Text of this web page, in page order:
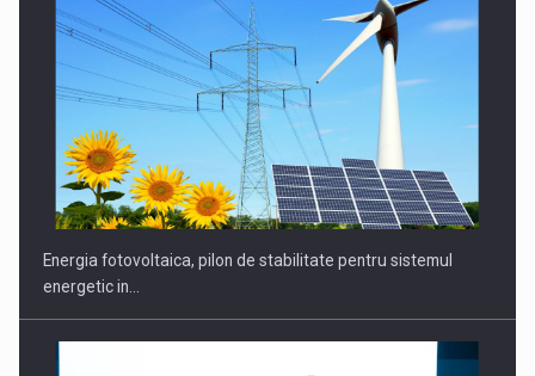
Energia fotovoltaica, pilon de stabilitate pentru sistemul
energetic in…